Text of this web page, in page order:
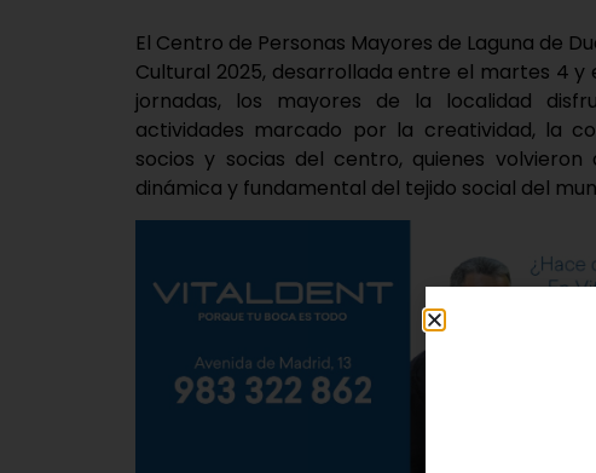
El Centro de Personas Mayores de Laguna de
Cultural 2025, desarrollada entre el martes 4
jornadas, los mayores de la localidad
actividades marcado por la creatividad, la
socios y socias del centro, quienes
dinámica y fundamental del tejido social del